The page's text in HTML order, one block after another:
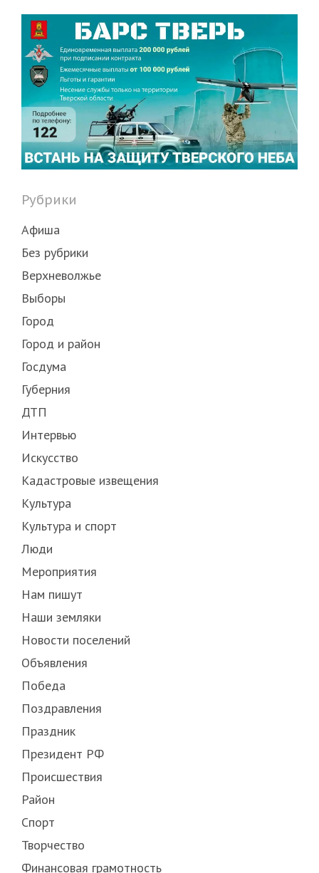
Рубрики
Афиша
Без рубрики
Верхневолжье
Выборы
Город
Город и район
Госдума
Губерния
ДТП
Интервью
Искусство
Кадастровые извещения
Культура
Культура и спорт
Люди
Мероприятия
Нам пишут
Наши земляки
Новости поселений
Объявления
Победа
Поздравления
Праздник
Президент РФ
Происшествия
Район
Спорт
Творчество
Финансовая грамотность